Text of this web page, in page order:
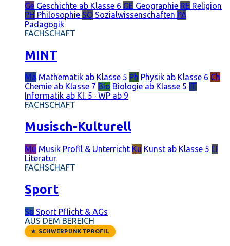
Ge Geschichte ab Klasse 6 GE Geographie RE Religion
PH Philosophie SO Sozialwissenschaften PÄ
Pädagogik
FACHSCHAFT
MINT
Ma Mathematik ab Klasse 5 Ph Physik ab Klasse 6 Ch
Chemie ab Klasse 7 Bio Biologie ab Klasse 5 IT
Informatik ab Kl. 5 · WP ab 9
FACHSCHAFT
Musisch-Kulturell
Mu Musik Profil & Unterricht Ku Kunst ab Klasse 5 LI
Literatur
FACHSCHAFT
Sport
Sp Sport Pflicht & AGs
AUS DEM BEREICH
★ SCHWERPUNKTPROFIL